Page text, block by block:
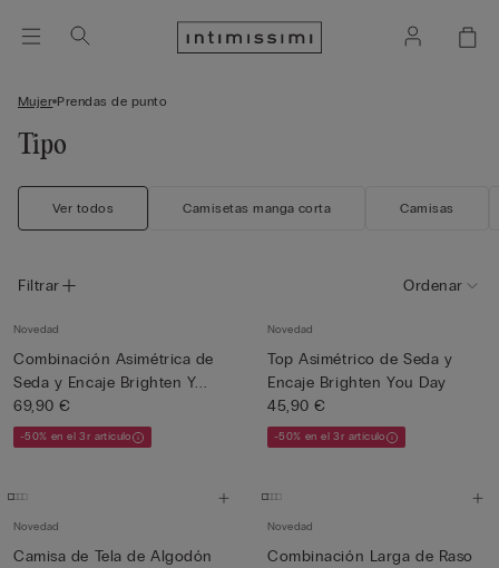
Mujer Prendas de punto
Tipo
Ver todos Camisetas manga corta Camisas
Filtrar Ordenar
Novedad
Combinación Asimétrica de
Seda y Encaje Brighten Y...
69,90 €
-50% en el 3r artículo
Novedad
Top Asimétrico de Seda y
Encaje Brighten You Day
45,90 €
-50% en el 3r artículo
Novedad
Camisa de Tela de Algodón
Novedad
Combinación Larga de Raso